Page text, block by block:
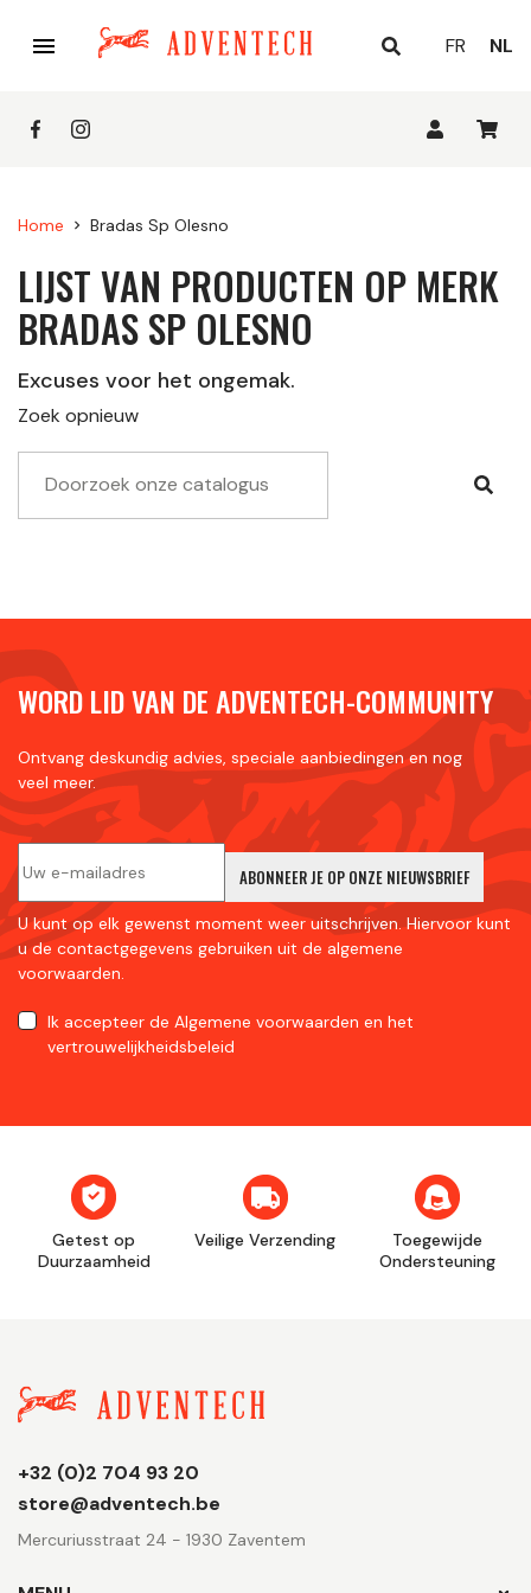
 FR NL
Home chevron_right Bradas Sp Olesno
LIJST VAN PRODUCTEN OP MERK
BRADAS SP OLESNO
Excuses voor het ongemak.
Zoek opnieuw
WORD LID VAN DE ADVENTECH-COMMUNITY
Ontvang deskundig advies, speciale aanbiedingen en nog
veel meer.
ABONNEER JE OP ONZE NIEUWSBRIEF
U kunt op elk gewenst moment weer uitschrijven. Hiervoor kunt
u de contactgegevens gebruiken uit de algemene
voorwaarden.
Ik accepteer de Algemene voorwaarden en het
vertrouwelijkheidsbeleid
Getest op
Duurzaamheid
Veilige Verzending
Toegewijde
Ondersteuning
Winkel
informatie
+32 (0)2 704 93 20
store@adventech.be
Mercuriusstraat 24 - 1930 Zaventem